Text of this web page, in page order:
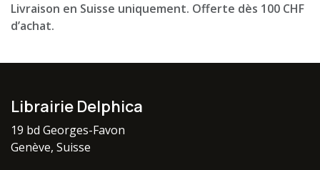
Livraison en Suisse uniquement. Offerte dès 100 CHF
d’achat.
Librairie Delphica
19 bd Georges-Favon
Genève, Suisse